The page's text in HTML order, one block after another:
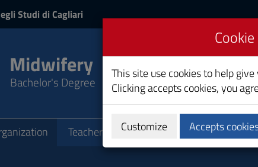
Studi di Cagliari
Midwifery
Bachelor's Degree
Teachers Teaching Calendars and
This site use cookies to help
Clicking accepts cookies, you
Customize Accepts